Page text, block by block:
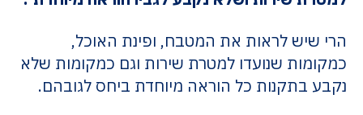
הרי שיש לראות את המטבח, ופינת האוכל,
כמקומות שנועדו למטרת שירות וגם כמקומות שלא
נקבע בתקנות כל הוראה מיוחדת ביחס לגובהם.